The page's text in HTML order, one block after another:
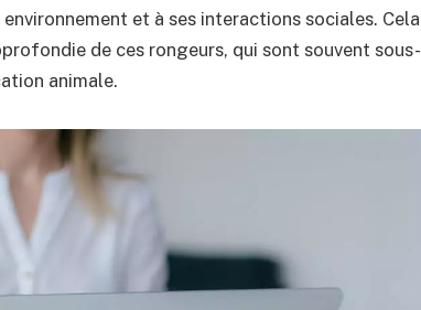
environnement et à ses interactions sociales. Cela
de ces rongeurs, qui sont souvent sous-
animale.